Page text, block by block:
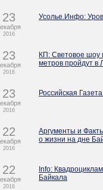
23
2016
Усолье.Инфо:
23
2016
КП: Световое шоу
метров пройдут в
23
2016
Российская
22
2016
Аргументы и
о жизни на дне
22
2016
Info:
Байкала